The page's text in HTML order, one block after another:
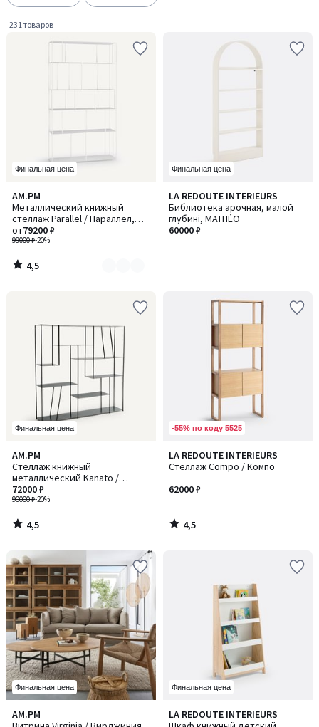
231 товаров
Финальная цена
AM.PM
Металлический книжный
стеллаж Parallel / Параллел,
большой ширины
99000 ₽-20%
от79200 ₽
4,5
/ 5
Количество
цветов:
2
4,5
/
Финальная цена
LA REDOUTE INTERIEURS
Библиотека арочная, малой
глубині, MATHÉO
60000 ₽
Финальная цена
AM.PM
Стеллаж книжный
металлический Kanato /
Канато
90000 ₽-20%
72000 ₽
4,5
/ 5
4,5
/
-55% по коду 5525
LA REDOUTE INTERIEURS
Стеллаж Compo / Компо
62000 ₽
4,5
/ 5
4,5
/
Финальная цена
AM.PM
4,4
Финальная цена
LA REDOUTE INTERIEURS
3,2